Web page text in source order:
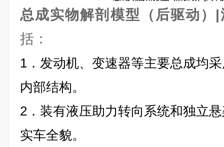
总成实物解剖模型（后驱动）
括：
1．发动机、变速器等主要总成均
内部结构。
2．装有液压助力转向系统和独立
实车全貌。